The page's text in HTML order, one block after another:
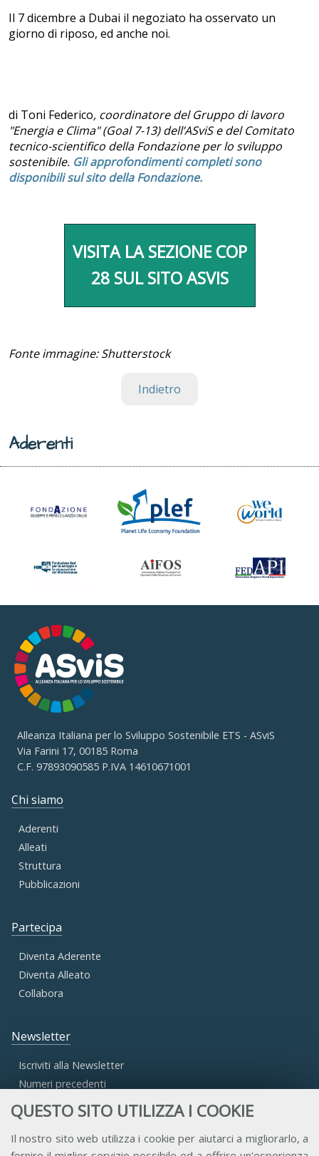
QUESTO SITO UTILIZZA I COOKIE
Il nostro sito web utilizza i cookie per aiutarci a migliorarlo, a
Il 7 dicembre a Dubai il negoziato ha osservato un
giorno di riposo, ed anche noi.
di Toni Federico, coordinatore del Gruppo di lavoro
"Energia e Clima" (Goal 7-13) dell’ASviS e del Comitato
tecnico-scientifico della Fondazione per lo sviluppo
sostenibile. Gli approfondimenti completi sono
disponibili sul sito della Fondazione.
VISITA LA SEZIONE COP
28 SUL SITO ASVIS
Fonte immagine: Shutterstock
Indietro
Aderenti
Alleanza Italiana per lo Sviluppo Sostenibile ETS - ASviS
Via Farini 17, 00185 Roma
C.F. 97893090585 P.IVA 14610671001
Chi siamo
Aderenti
Alleati
Struttura
Pubblicazioni
Partecipa
Diventa Aderente
Diventa Alleato
Collabora
Newsletter
Iscriviti alla Newsletter
Numeri precedenti